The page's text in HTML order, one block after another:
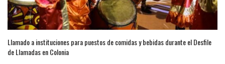
Llamado a instituciones para puestos de comidas y bebidas durante el Desfile
de Llamadas en Colonia